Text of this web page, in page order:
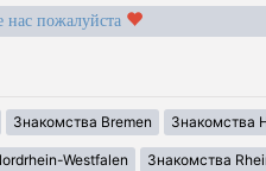
нас пожалуйста
Знакомства Bremen Знакомства
Westfalen Знакомства